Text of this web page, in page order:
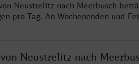
Neustrelitz nach Meerbusch
pro Tag. An Wochenenden und
Neustrelitz nach